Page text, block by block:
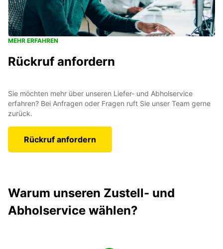
MEHR ERFAHREN
Rückruf anfordern
Sie möchten mehr über unseren Liefer- und Abholservice
erfahren? Bei Anfragen oder Fragen ruft Sie unser Team gerne
zurück.
Rückruf anfordern
Warum unseren Zustell- und
Abholservice wählen?